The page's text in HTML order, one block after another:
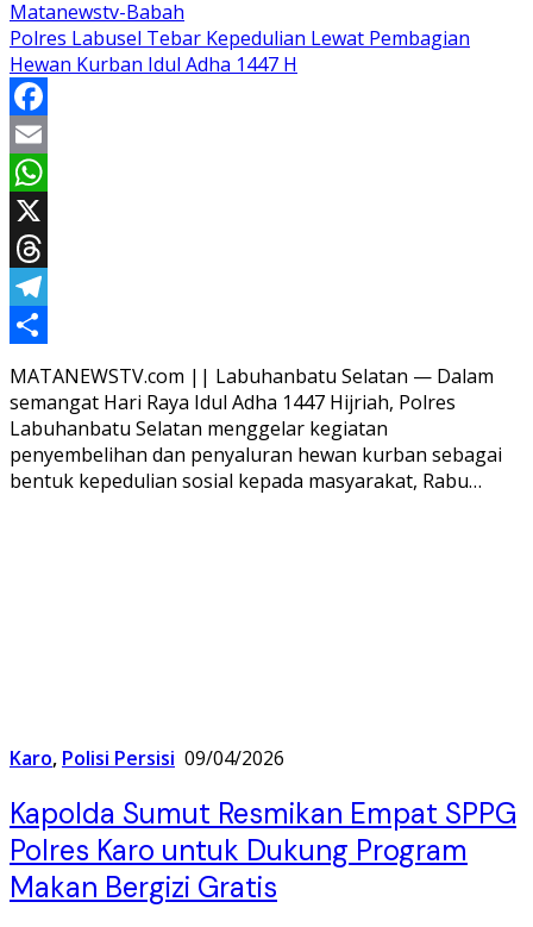
Matanewstv-Babah
Polres Labusel Tebar Kepedulian Lewat Pembagian
Hewan Kurban Idul Adha 1447 H
Facebook
Email
WhatsApp
X
Threads
Telegram
Share
MATANEWSTV.com || Labuhanbatu Selatan — Dalam
semangat Hari Raya Idul Adha 1447 Hijriah, Polres
Labuhanbatu Selatan menggelar kegiatan
penyembelihan dan penyaluran hewan kurban sebagai
bentuk kepedulian sosial kepada masyarakat, Rabu…
Karo, Polisi Persisi 09/04/2026
Kapolda Sumut Resmikan Empat SPPG
Polres Karo untuk Dukung Program
Makan Bergizi Gratis